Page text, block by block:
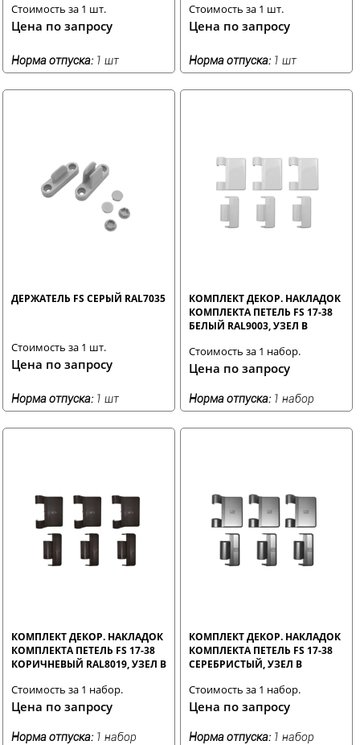
Стоимость за 1 шт.
Цена по запросу
Норма отпуска: 1 шт
Стоимость за 1 шт.
Цена по запросу
Норма отпуска: 1 шт
ДЕРЖАТЕЛЬ FS СЕРЫЙ RAL7035
Стоимость за 1 шт.
Цена по запросу
Норма отпуска: 1 шт
КОМПЛЕКТ ДЕКОР. НАКЛАДОК
КОМПЛЕКТА ПЕТЕЛЬ FS 17-38
БЕЛЫЙ RAL9003, УЗЕЛ В
Стоимость за 1 набор.
Цена по запросу
Норма отпуска: 1 набор
КОМПЛЕКТ ДЕКОР. НАКЛАДОК
КОМПЛЕКТА ПЕТЕЛЬ FS 17-38
КОРИЧНЕВЫЙ RAL8019, УЗЕЛ В
Стоимость за 1 набор.
Цена по запросу
Норма отпуска: 1 набор
КОМПЛЕКТ ДЕКОР. НАКЛАДОК
КОМПЛЕКТА ПЕТЕЛЬ FS 17-38
СЕРЕБРИСТЫЙ, УЗЕЛ В
Стоимость за 1 набор.
Цена по запросу
Норма отпуска: 1 набор